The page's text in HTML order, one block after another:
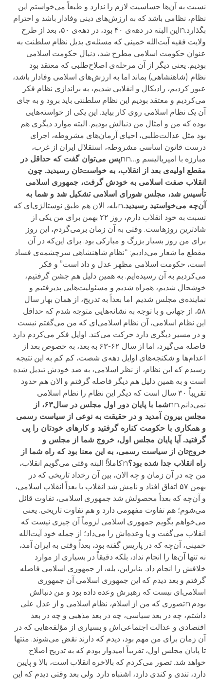
نسبت به آن‌ها حساسیت لازم را ندارد و طبعاً می‌خواستم این
نظام، نظامی باشد که به ارزش‌های دینی وفادار باشد و احترام
بگذارد.nاین البته در دهه‌ی ۴۰ بود، در دهه‌ی ۵۰، بعد از طرح
ولایت فقیه آیت‌الله خمینی که مسئله‌ی بدیل نظام سلطنت به
عنوان حکومت اسلامی مطرح شد، دنبال حکومت اسلامی
بودیم. یعنی دیگر از آن مرحله‌ی اصلاح‌طلبی که معتقد بود
نظام (شاهنشاهی) بماند اما به ارزش‌های اسلامی وفادار باشد،
عبور کردیم، رادیکال و انقلابی شدیم، به براندازی نظام فکر
می‌کردیم و معتقد بودیم این نظام سلطنتی باید برود و به جای
آن یک نظام اسلامی روی کار بیاید. این یکی از خواسته‌هایی
بوده که من و امثال من دنبالش بودیم. البته موارد دیگری هم
بود مثل عدالت‌طلبی، احیای آرمان‌های مشروطه، اجرای
درست قانون اساسی مشروطه، استقلال ایران از غرب،
مبارزه با امپریالیسم و…nn
پس می‌توان گفت که حداقل در
مقطع اولیه‌ی بعد از انقلاب، به خواست‌تان رسیدید. چون
انقلاب صفت اسلامی به خودش گرفت، جمهوری اسلامی
تأسیس شد، مجلس شورای اسلامی تشکیل شد و شما به
آن‌چه می‌خواستید رسیدید.
nبله، الان هم طبق نوستالژی‌ای که
نسبت به خود انقلاب دارم، روز ۲۲ بهمن برای من یکی از
شادترین روزهاست. وقتی به آن زمان برمی‌گردم، این روز
برای من روز بسیار بزرگ و مبارکی بود. برای این‌که در آن
مقطع ما شعار می‌دادیم: “نظام شاهنشاهی سرچشمه‌ی فساد
است، حکومت اسلامی مظهر عدل و داد است” و فکر
می‌کردیم به آن رسیده‌ایم. به همین دلیل هم جشن گرفتیم،
خوشحال شدیم، همراه شدیم و مسئولیت‌هایی پذیرفتیم و
نماینده‌ی مجلس شدیم. اما بعداً به تدریج، از همان بهار سال
۵۸، از جهاتی و با توجه به نشانه‌هایی متوجه شدم که حداقل
این نظام اسلامی، آن نظام اسلامی‌ای که من می‌گفتم نیست
و در مسیر دیگری دارد حرکت می‌کند. اوایل فکر می‌کردم دارد
فاصله می‌گیرد، اما از سال ۶۲-۶۳ به بعد، به خصوص بعد از
اعدام‌ها و شکنجه‌های اوایل دهه‌ی شصت، کم کم به این نتیجه
رسیدم که این نظام، از نظر اسلامی، به ضد خودش تبدیل شده
است و به همین دلیل هم دیگر فاصله گرفتم و الان هم حدود
تقریباً ۳۰ سال است که دیگر این نظام را نظام اسلامی
نمی‌دانم.nn
شما با پایان دور اول مجلس در سال۶۳، از
مجلس بیرون آمدید و در حقیقت به نوعی از سیاست رسمی
و همکاری با حکومت کناره گرفتید و کارهای خودتان را پی
گرفتید. آیا پایان مجلس اول، خروج شما از مجلس و
خروج‌تان از سیاست رسمی، به این معنا بود که راه شما از
راه انقلاب جدا شده بود؟
nکاملاً! البته وقتی می‌گویم انقلاب،
من چه در آن زمان و چه الان، بین آن رخداد تاریخی که در
بهمن ۵۷ اتفاق افتاد و نامش شد انقلاب یا بعداً انقلاب اسلامی،
و آن‌چه که بعداً محصولش شد جمهوری اسلامی، تفاوت قائل
می‌شوم؛ هم تفاوت مفهومی دارد و هم تفاوت تاریخی. یعنی
می‌خواهم بگویم جمهوری اسلامی لزوماً آن چیزی نیست که
انقلاب می‌گفت و یا وعده‌اش را می‌داد؛ از جمله خود آیت‌الله
خمینی، آن‌چه که در پاریس گفته بود، بعداً وقتی به ایران آمد،
نه تنها آن‌ها را انجام نداد، بلکه دقیقاً در بسیاری از موارد
خلافش را انجام داد. بنابراین، بله، از جمهوری اسلامی فاصله
گرفتم و بعد دیدم که این جمهوری اسلامی آن جمهوری
اسلامی‌ای نیست که رهبرش وعده داده بود و من دنبالش
بودم.nتصوری که من از اسلام، نظام اسلامی و از عدل علی
داشتم، چه در بعد سیاسی‌، چه در بعد مذهبی و چه در بعد
اقتصادی و عدالت اجتماعی‌اش و بسیاری از مؤلفه‌هایی که در
آن زمان برای من مهم بود، دیدم که دارند نقض می‌شوند. منتها
تا پایان مجلس اول، تقریباً امیدوار بودم که به تدریج اصلاح
خواهد شد. تصور می‌کردم که بالاخره انقلاب است، بالا و پایین
دارد، تندی و کندی دارد، اشتباه دارد. ولی بعد وقتی دیدم که این